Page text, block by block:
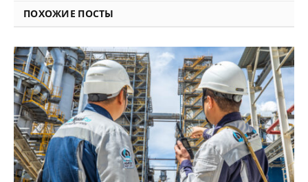
ПОХОЖИЕ ПОСТЫ